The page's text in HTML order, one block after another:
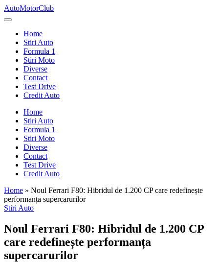
Skip
to
AutoMotorClub
Totul
masini
pasionatii
masini
Home
Stiri Auto
Formula 1
Stiri Moto
Diverse
Contact
Test Drive
Credit Auto
Home
Stiri Auto
Formula 1
Stiri Moto
Diverse
Contact
Test Drive
Credit Auto
Home » Noul Ferrari F80: Hibridul de 1.200 CP care redefinește
performanța supercarurilor
Posted
Stiri Auto
Noul Ferrari F80: Hibridul de 1.200 CP
care redefinește performanța
supercarurilor